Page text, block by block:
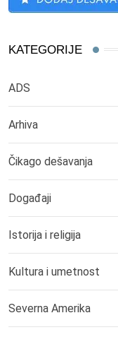
KATEGORIJE
ADS
Arhiva
Čikago dešavanja
Događaji
Istorija i religija
Kultura i umetnost
Severna Amerika